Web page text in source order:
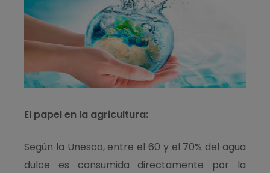
El papel en la agricultura:
Según la Unesco, entre el 60 y el 70% del agua
dulce es consumida directamente por la